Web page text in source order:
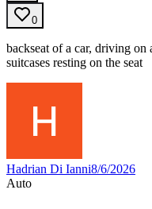
0
backseat of a car, driving on
suitcases resting on the seat
Hadrian Di Ianni8/6/2026
Auto